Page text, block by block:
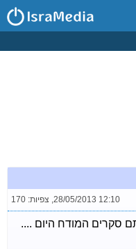
28/05/2013 12:10
, צפיות: 170